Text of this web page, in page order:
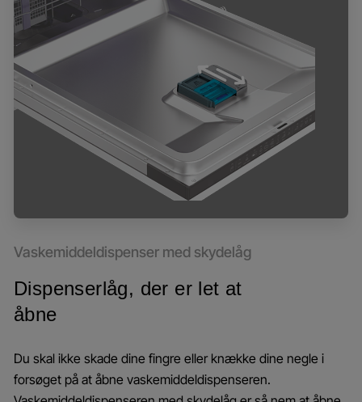
Vaskemiddeldispenser med skydelåg
Dispenserlåg, der er let at
åbne
Du skal ikke skade dine fingre eller knække dine negle i
forsøget på at åbne vaskemiddeldispenseren.